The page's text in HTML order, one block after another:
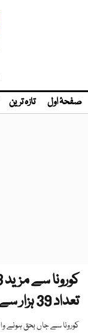
صفحۂ اول تازہ ترین
تعداد 39 ہزار سے بڑھ گئی